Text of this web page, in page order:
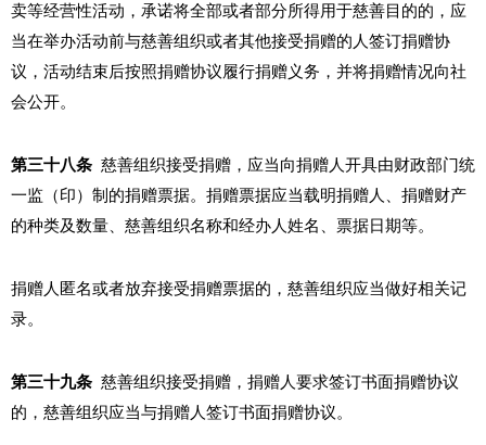
卖等经营性活动，承诺将全部或者部分所得用于慈善目的的，应
当在举办活动前与慈善组织或者其他接受捐赠的人签订捐赠协
议，活动结束后按照捐赠协议履行捐赠义务，并将捐赠情况向社
会公开。
第三十八条 慈善组织接受捐赠，应当向捐赠人开具由财政部门统
一监（印）制的捐赠票据。捐赠票据应当载明捐赠人、捐赠财产
的种类及数量、慈善组织名称和经办人姓名、票据日期等。
捐赠人匿名或者放弃接受捐赠票据的，慈善组织应当做好相关记
录。
第三十九条 慈善组织接受捐赠，捐赠人要求签订书面捐赠协议
的，慈善组织应当与捐赠人签订书面捐赠协议。